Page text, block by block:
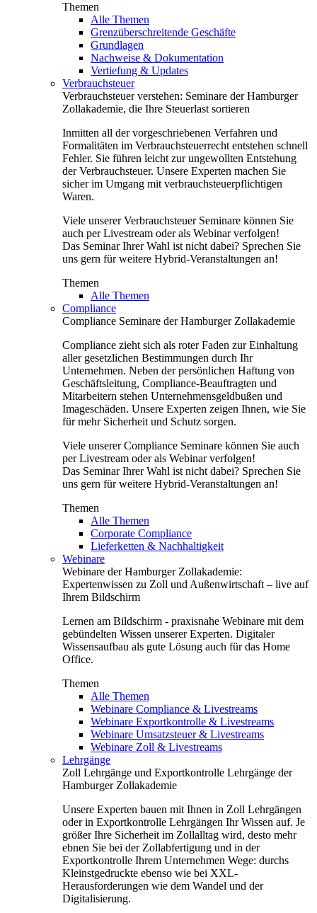
Themen
Alle Themen
Grenzüberschreitende Geschäfte
Grundlagen
Nachweise & Dokumentation
Vertiefung & Updates
Verbrauchsteuer
Verbrauchsteuer verstehen: Seminare der Hamburger
Zollakademie, die Ihre Steuerlast sortieren
Inmitten all der vorgeschriebenen Verfahren und
Formalitäten im Verbrauchsteuerrecht entstehen schnell
Fehler. Sie führen leicht zur ungewollten Entstehung
der Verbrauchsteuer. Unsere Experten machen Sie
sicher im Umgang mit verbrauchsteuerpflichtigen
Waren.
Viele unserer Verbrauchsteuer Seminare können Sie
auch per Livestream oder als Webinar verfolgen!
Das Seminar Ihrer Wahl ist nicht dabei? Sprechen Sie
uns gern für weitere Hybrid-Veranstaltungen an!
Themen
Alle Themen
Compliance
Compliance Seminare der Hamburger Zollakademie
Compliance zieht sich als roter Faden zur Einhaltung
aller gesetzlichen Bestimmungen durch Ihr
Unternehmen. Neben der persönlichen Haftung von
Geschäftsleitung, Compliance-Beauftragten und
Mitarbeitern stehen Unternehmensgeldbußen und
Imageschäden. Unsere Experten zeigen Ihnen, wie Sie
für mehr Sicherheit und Schutz sorgen.
Viele unserer Compliance Seminare können Sie auch
per Livestream oder als Webinar verfolgen!
Das Seminar Ihrer Wahl ist nicht dabei? Sprechen Sie
uns gern für weitere Hybrid-Veranstaltungen an!
Themen
Alle Themen
Corporate Compliance
Lieferketten & Nachhaltigkeit
Webinare
Webinare der Hamburger Zollakademie:
Expertenwissen zu Zoll und Außenwirtschaft – live auf
Ihrem Bildschirm
Lernen am Bildschirm - praxisnahe Webinare mit dem
gebündelten Wissen unserer Experten. Digitaler
Wissensaufbau als gute Lösung auch für das Home
Office.
Themen
Alle Themen
Webinare Compliance & Livestreams
Webinare Exportkontrolle & Livestreams
Webinare Umsatzsteuer & Livestreams
Webinare Zoll & Livestreams
Lehrgänge
Zoll Lehrgänge und Exportkontrolle Lehrgänge der
Hamburger Zollakademie
Unsere Experten bauen mit Ihnen in Zoll Lehrgängen
oder in Exportkontrolle Lehrgängen Ihr Wissen auf. Je
größer Ihre Sicherheit im Zollalltag wird, desto mehr
ebnen Sie bei der Zollabfertigung und in der
Exportkontrolle Ihrem Unternehmen Wege: durchs
Kleinstgedruckte ebenso wie bei XXL-
Herausforderungen wie dem Wandel und der
Digitalisierung.